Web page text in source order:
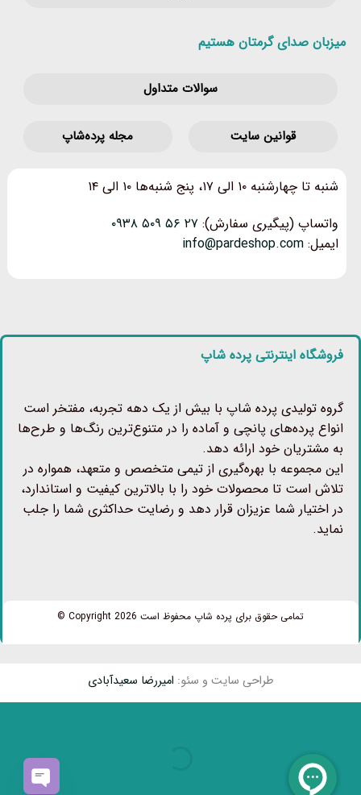
میزبان صدای گرمتان هستیم
سوالات متداول
قوانین‌ سایت مجله پرده‌شاپ
شنبه تا چهارشنبه ۱۰ الی ۱۷، پنج شنبه‌ها ۱۰ الی ۱۴
واتساپ (پیگیری سفارش): ۲۷ ۵۶ ۵۰۹ ۰۹۳۸
ایمیل: info@pardeshop.com
فروشگاه اینترنتی پرده شاپ
گروه تولیدی پرده شاپ با بیش از یک دهه تجربه، مفتخر است
انواع پرده‌های پانچی و آماده را در متنوع‌ترین رنگ‌ها و طرح‌ها
به مشتریان خود ارائه دهد.
این مجموعه با بهره‌گیری از تیمی متخصص و متعهد، همواره در
تلاش است تا محصولات خود را با بالاترین کیفیت و استاندارد،
در اختیار شما عزیزان قرار دهد و رضایت حداکثری شما را جلب
نماید.
تمامی حقوق برای پرده شاپ محفوظ است Copyright 2026 ©
طراحی سایت و سئو: امیررضا سعیدآبادی